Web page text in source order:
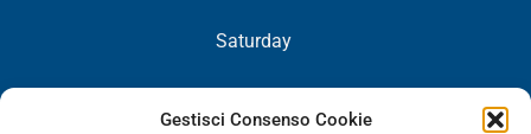
Gestisci Consenso Cookie
Saturday
Closed